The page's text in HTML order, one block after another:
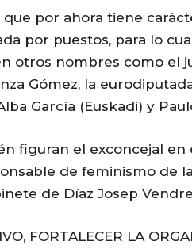
que por ahora tiene
por puestos, para lo
otros nombres como el
Gómez, la
García (Euskadi) y
figuran el exconcejal
de feminismo de
de Díaz Josep
FORTALECER LA